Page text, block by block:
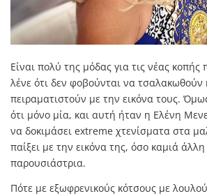
Είναι πολύ της μόδας για τις νέας κοπής
λένε ότι δεν φοβούνται να τσαλακωθούν
πειραματιστούν με την εικόνα τους.
ότι μόνο μία, και αυτή ήταν η Ελένη
να δοκιμάσει extreme χτενίσματα στα
παίξει με την εικόνα της, όσο καμιά
παρουσιάστρια.
Πότε με εξωφρενικούς κότσους με